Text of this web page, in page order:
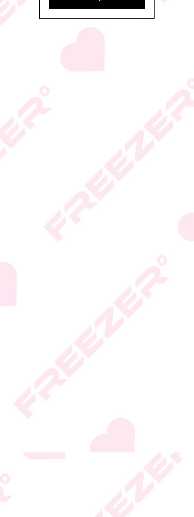
* ייתכנו שינויים בסימון
הכשרות על פי החלטת
היצרן או גוף הכשרות;
המידע המעודכן מופיע על
* טעות סופר בתיאור המוצר
החברה
* ט.ל.ח.